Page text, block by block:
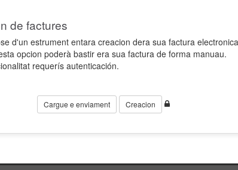
de factures
d'un estrument entara creacion dera sua factura
opcion poderà bastir era sua factura de forma manuau.
requerís autenticación.
Cargue e enviament Creacion